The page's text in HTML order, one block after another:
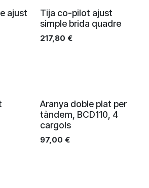
ajust
Tija co-pilot ajust
simple brida quadre
217,80 €
Aranya doble plat per
tàndem, BCD110, 4
cargols
97,00 €